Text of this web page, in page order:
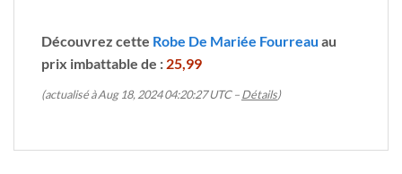
Découvrez cette Robe De Mariée Fourreau au
prix imbattable de : 25,99
(actualisé à Aug 18, 2024 04:20:27 UTC –Détails)